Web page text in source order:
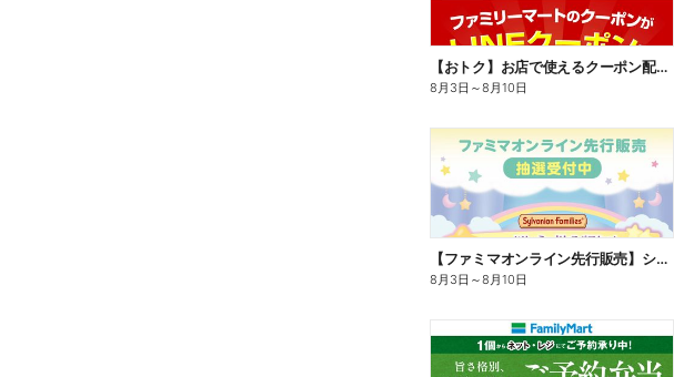
【おトク】お店で使えるクーポン配信中
8月3日 ～8月10日
【ファミマオンライン先行販売】シルバニアファミリー
8月3日 ～8月10日